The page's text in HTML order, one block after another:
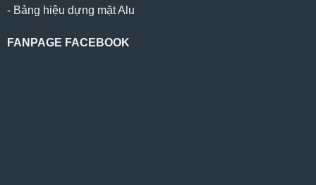
- Bảng hiệu dựng mặt Alu
FANPAGE FACEBOOK